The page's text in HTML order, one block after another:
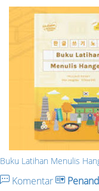
Buku Latihan Menulis
Komentar